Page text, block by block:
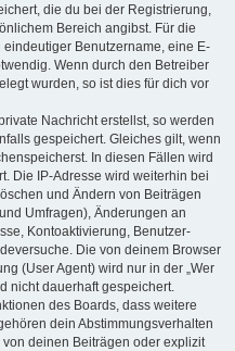
die du bei der Registrierung,
Bereich angibst. Für die
Benutzername, eine E-
Wenn durch den Betreiber
wurden, so ist dies für dich vor
Nachricht erstellst, so werden
gespeichert. Gleiches gilt, wenn
In diesen Fällen wird
Die IP-Adresse wird weiterhin bei
und Ändern von Beiträgen
Umfragen), Änderungen an
Kontoaktivierung, Benutzer-
Die von deinem Browser
(User Agent) wird nur in der „Wer
nicht dauerhaft gespeichert.
des Boards, dass weitere
dein Abstimmungsverhalten
deinen Beiträgen oder explizit